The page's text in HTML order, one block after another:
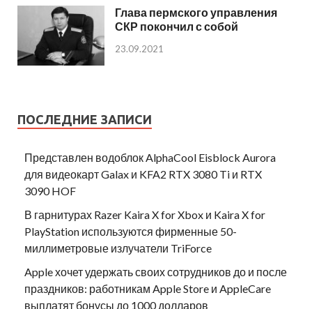
Глава пермского управления
СКР покончил с собой
23.09.2021
ПОСЛЕДНИЕ ЗАПИСИ
Представлен водоблок AlphaCool Eisblock Aurora
для видеокарт Galax и KFA2 RTX 3080 Ti и RTX
3090 HOF
В гарнитурах Razer Kaira X for Xbox и Kaira X for
PlayStation используются фирменные 50-
миллиметровые излучатели TriForce
Apple хочет удержать своих сотрудников до и после
праздников: работникам Apple Store и AppleCare
выплатят бонусы до 1000 долларов